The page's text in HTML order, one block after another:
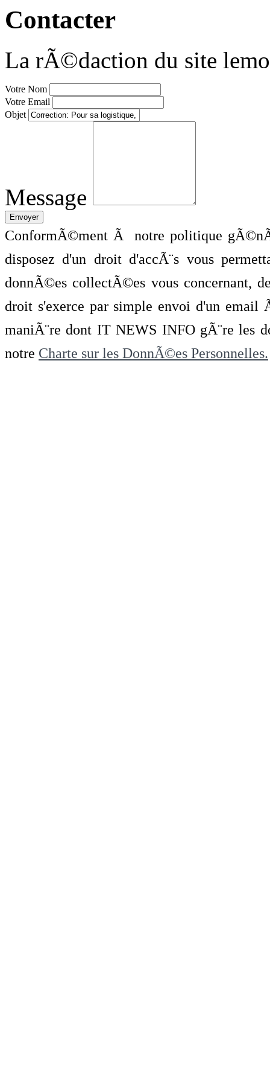
Contacter
La rÃ©daction du site
Votre Nom
Votre Email
Objet
Message
ConformÃ©ment Ã notre politique
disposez d'un droit d'accÃ¨s vous
donnÃ©es collectÃ©es vous concernant,
droit s'exerce par simple envoi d'un
maniÃ¨re dont IT NEWS INFO gÃ¨re les
notre Charte sur les DonnÃ©es Personnelles.